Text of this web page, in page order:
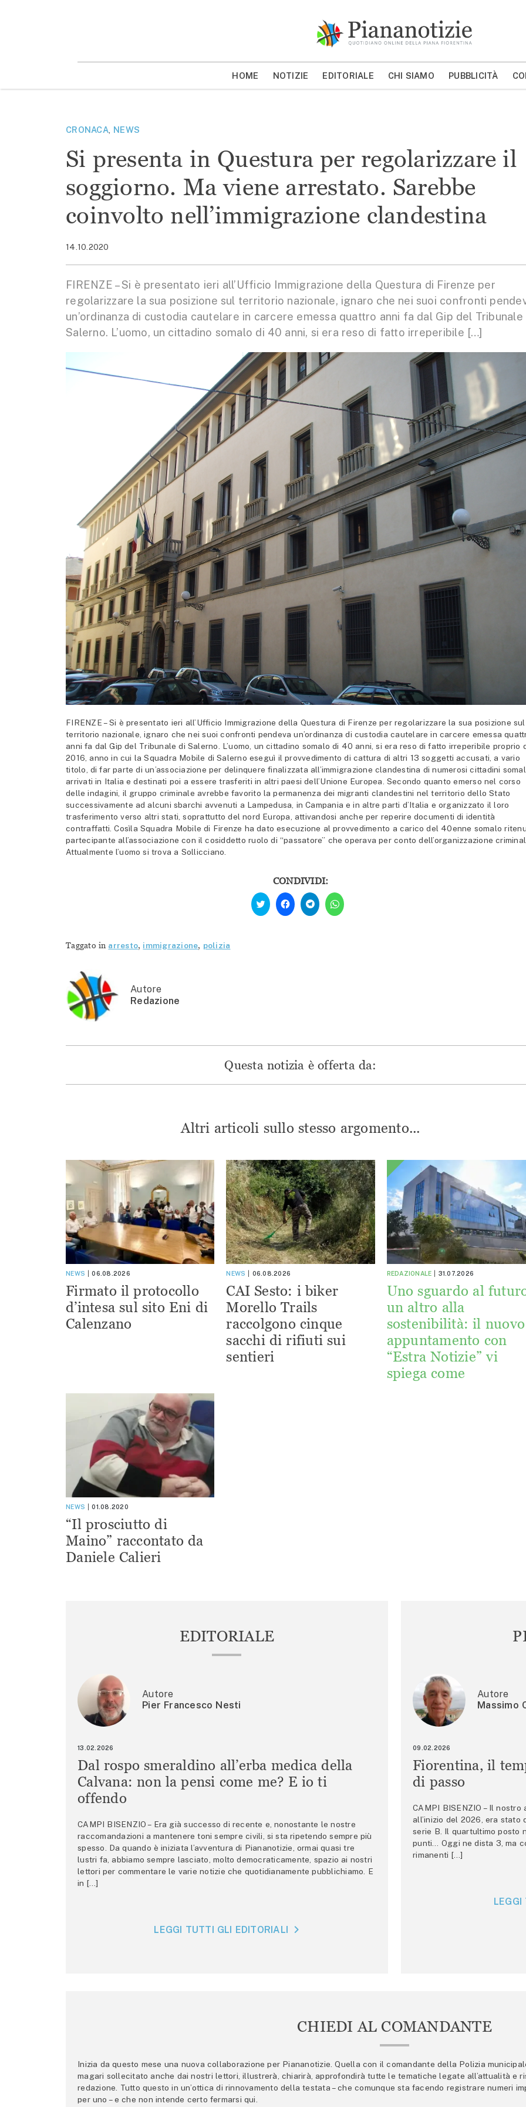
MOSTRA/NASCONDI CERCA
HOME NOTIZIE EDITORIALE CHI SIAMO PUBBLICITÀ
CRONACA, NEWS
Si presenta in Questura per regolarizzare il
soggiorno. Ma viene arrestato. Sarebbe
coinvolto nell’immigrazione clandestina
14.10.2020
FIRENZE – Si è presentato ieri all’Ufficio Immigrazione della Questura di Firenze per
regolarizzare la sua posizione sul territorio nazionale, ignaro che nei suoi confronti
un’ordinanza di custodia cautelare in carcere emessa quattro anni fa dal Gip del Tribunale
Salerno. L’uomo, un cittadino somalo di 40 anni, si era reso di fatto irreperibile […]
FIRENZE – Si è presentato ieri all’Ufficio Immigrazione della Questura di Firenze per regolarizzare la sua posizione sul
territorio nazionale, ignaro che nei suoi confronti pendeva un’ordinanza di custodia cautelare in carcere emessa
anni fa dal Gip del Tribunale di Salerno. L’uomo, un cittadino somalo di 40 anni, si era reso di fatto irreperibile proprio
2016, anno in cui la Squadra Mobile di Salerno eseguì il provvedimento di cattura di altri 13 soggetti accusati, a vario
titolo, di far parte di un’associazione per delinquere finalizzata all’immigrazione clandestina di numerosi cittadini
arrivati in Italia e destinati poi a essere trasferiti in altri paesi dell’Unione Europea. Secondo quanto emerso nel corso
delle indagini, il gruppo criminale avrebbe favorito la permanenza dei migranti clandestini nel territorio dello Stato
successivamente ad alcuni sbarchi avvenuti a Lampedusa, in Campania e in altre parti d’Italia e organizzato il loro
trasferimento verso altri stati, soprattutto del nord Europa, attivandosi anche per reperire documenti di identità
contraffatti. Cosìla Squadra Mobile di Firenze ha dato esecuzione al provvedimento a carico del 40enne somalo
partecipante all’associazione con il cosiddetto ruolo di “passatore” che operava per conto dell’organizzazione
Attualmente l’uomo si trova a Sollicciano.
CONDIVIDI:
Fai
clic
qui
Fai
clic
per
condividere
Fai
clic
per
condividere
Fai
clic
per
Taggato in arresto, immigrazione, polizia
Autore
Redazione
Questa notizia è offerta da:
Altri articoli sullo stesso argomento...
NEWS 06.08.2026
Firmato il protocollo
d’intesa sul sito Eni di
Calenzano
NEWS 06.08.2026
CAI Sesto: i biker
Morello Trails
raccolgono cinque
sacchi di rifiuti sui
sentieri
REDAZIONALE 31.07.2026
Uno sguardo al
un altro alla
sostenibilità: il nuovo
appuntamento con
“Estra Notizie” vi
spiega come
NEWS 01.08.2020
“Il prosciutto di
Maino” raccontato da
Daniele Calieri
EDITORIALE
Autore
Pier Francesco Nesti
13.02.2026
Dal rospo smeraldino all’erba medica della
Calvana: non la pensi come me? E io ti
offendo
CAMPI BISENZIO – Era già successo di recente e, nonostante le nostre
raccomandazioni a mantenere toni sempre civili, si sta ripetendo sempre più
spesso. Da quando è iniziata l’avventura di Piananotizie, ormai quasi tre
lustri fa, abbiamo sempre lasciato, molto democraticamente, spazio ai nostri
lettori per commentare le varie notizie che quotidianamente pubblichiamo. E
in […]
LEGGI TUTTI GLI EDITORIALI
Autore
Massimo
09.02.2026
Fiorentina, il
di passo
CAMPI BISENZIO – Il
all’inizio del 2026, era stato
serie B. Il quartultimo posto
punti… Oggi ne dista 3, ma
rimanenti […]
CHIEDI AL COMANDANTE
Inizia da questo mese una nuova collaborazione per Piananotizie. Quella con il comandante della Polizia
magari sollecitato anche dai nostri lettori, illustrerà, chiarirà, approfondirà tutte le tematiche legate all’attualità e
redazione. Tutto questo in un’ottica di rinnovamento della testata – che comunque sta facendo registrare numeri
per uno – e che non intende certo fermarsi qui.